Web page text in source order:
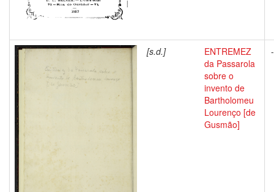
[s.d.]
ENTREMEZ
da Passarola
sobre o
invento de
Bartholomeu
Lourenço [de
Gusmão]
-